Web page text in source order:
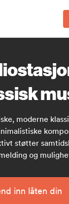
moderne
støtter
og
inn låten din